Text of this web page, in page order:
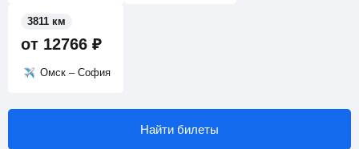
от 12766 ₽
Омск – София
3811 км
Найти билеты